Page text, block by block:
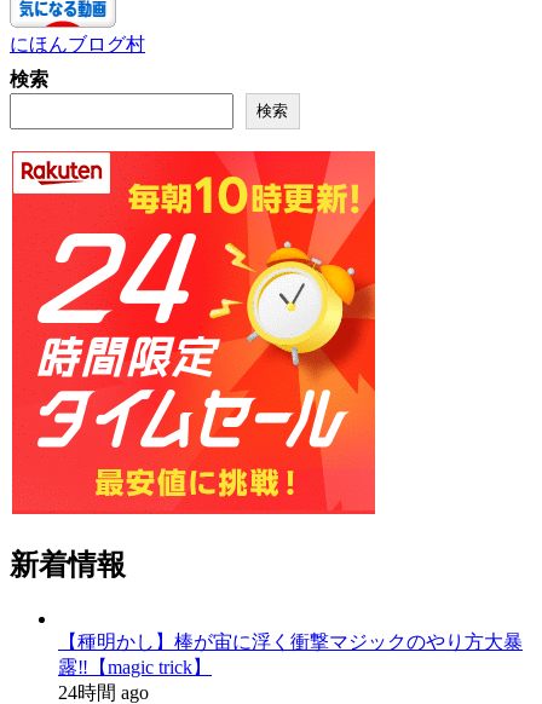
にほんブログ村
検索
検索
新着情報
【種明かし】棒が宙に浮く衝撃マジックのやり方大暴
露‼️【magic trick】
24時間 ago